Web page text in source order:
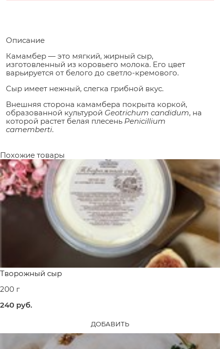
Описание
Камамбер — это мягкий, жирный сыр,
изготовленный из коровьего молока. Его цвет
варьируется от белого до светло-кремового.
Сыр имеет нежный, слегка грибной вкус.
Внешняя сторона камамбера покрыта коркой,
образованной культурой Geotrichum candidum, на
которой растет белая плесень Penicillium
camemberti.
Похожие товары
Творожный сыр
200 г
240 руб.
ДОБАВИТЬ